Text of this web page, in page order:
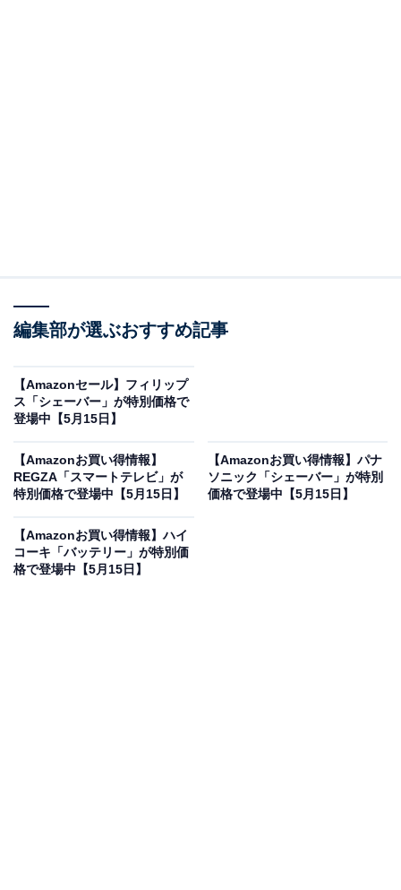
Amazonのセール商品から売れ筋ランキングまで、毎日のお買いも
※本記事で紹介している商品の購入やサービスの利用により、売上の一部が
ハイコーキの「ワークライト」が“今だけ”の限定
価格に！ 34％オフで登場
編集部が選ぶおすすめ記事
【Amazonセール】フィリップ
ス「シェーバー」が特別価格で
登場中【5月15日】
【Amazonお買い得情報】
REGZA「スマートテレビ」が
特別価格で登場中【5月15日】
【Amazonお買い得情報】パナ
ソニック「シェーバー」が特別
価格で登場中【5月15日】
【Amazonお買い得情報】ハイ
コーキ「バッテリー」が特別価
格で登場中【5月15日】